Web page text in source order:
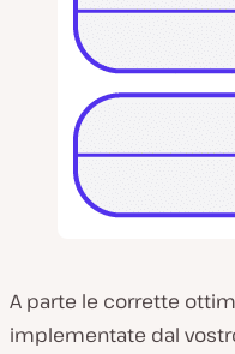
A parte le corrette
implementate dal